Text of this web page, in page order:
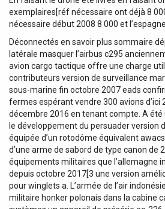
exemplaires[réf nécessaire ont déjà 8
nécessaire début 2008 8 000 et
Déconnectés en savoir plus sommaire
latérale masquer l’airbus c295
avion cargo tactique offre une charge
contributeurs version de surveillance
sous-marine fin octobre 2007 eads
fermes espérant vendre 300 avions d’ici
décembre 2016 en tenant compte. A
le développement du persuader version
équipée d’un rotodôme équivalent
d’une arme de sabord de type canon de
équipements militaires que l’allemagne
depuis octobre 2017[3 une version
pour winglets a. L’armée de l’air
militaire honker polonais dans la cabine